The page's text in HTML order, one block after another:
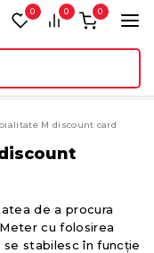
0 0 0
M discount card
de a procura
cu folosirea
stabilesc în funcție